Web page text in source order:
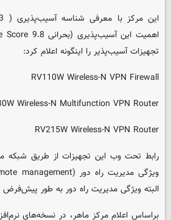
تجهیزات آسیب‌پذیر را اینگونه اعلام کرد:
RV110W Wireless-N VPN Firewall
Wireless-N Multifunction VPN Router
RV215W Wireless-N VPN Router
البته ویژگی مدیریت راه دور به طور
براساس اعلام مرکز ماهر، در نسخه‌های